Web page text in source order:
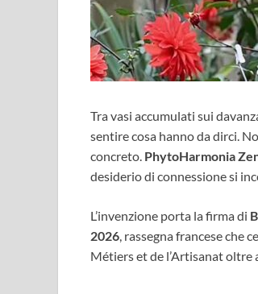
Tra vasi accumulati sui
sentire cosa hanno da dirci.
concreto. PhytoHarmonia
desiderio di connessione si
L’invenzione porta la firma di
2026, rassegna francese che
Métiers et de l’Artisanat oltre